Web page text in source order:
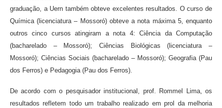
graduação, a Uern também obteve excelentes resultados. O curso de
Química (licenciatura – Mossoró) obteve a nota máxima 5, enquanto
outros cinco cursos atingiram a nota 4: Ciência da Computação
(bacharelado – Mossoró); Ciências Biológicas (licenciatura –
Mossoró); Ciências Sociais (bacharelado – Mossoró); Geografia (Pau
dos Ferros) e Pedagogia (Pau dos Ferros).
De acordo com o pesquisador institucional, prof. Rommel Lima, os
resultados refletem todo um trabalho realizado em prol da melhoria